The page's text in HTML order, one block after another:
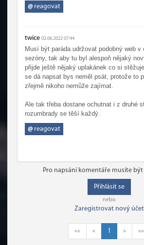
plní svůj účel.
@reagovat
twice 02.06.2022 07:44
Musí být paráda udržovat podobný web v
sezóny, tak aby tu byl alespoň nějaký
přijde ještě nějaký uplakánek co si
se dá napsat bys neměl psát, protože to
zřejmě nikoho nemůže zajímat.
Ale tak třeba dostane ochutnat i z druhé
rozumbrady se těší každý.
@reagovat
Pro napsání komentáře musíte být
Přihlásit se
nebo
Zaregistrovat nový účet
«« « 1 » »»